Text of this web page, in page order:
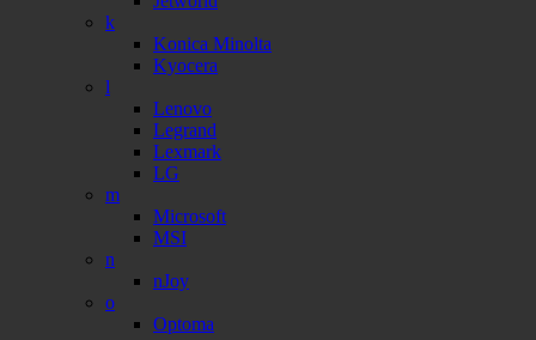
k
Konica Minolta
Kyocera
l
Lenovo
Legrand
Lexmark
LG
m
Microsoft
MSI
n
nJoy
o
Optoma